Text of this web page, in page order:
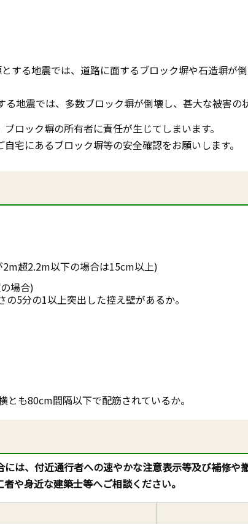
する地震では、道路に面するブロック塀や石造塀が
地震では、多数ブロック塀が倒壊し、甚大な被害の
ロック塀の所有者に責任が生じてしまいます。
宅にあるブロック塀等の安全確認をお願いします。
超2.2m以下の場合は15cm以上)
場合)
5分の1以上突出した控え壁があるか。
も80cm間隔以下で配筋されているか。
は、付近通行者への速やかな注意表示等及び補修や
や身近な建築士等へご相談ください。